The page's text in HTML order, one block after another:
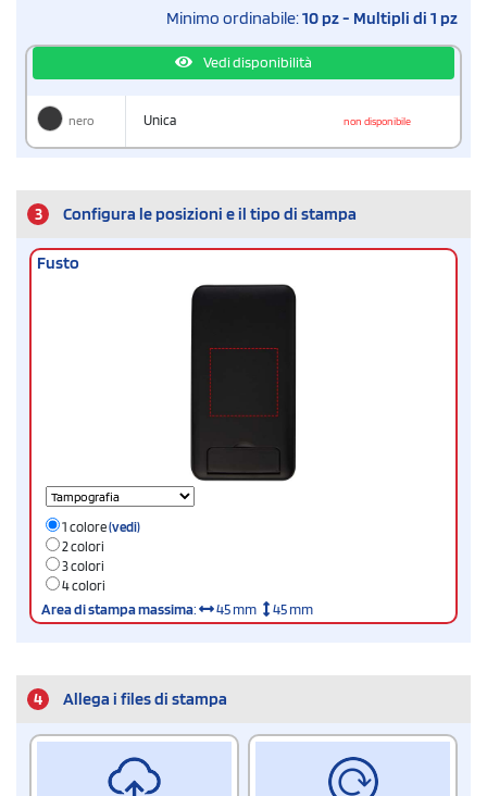
Minimo ordinabile:10 pz - Multipli di 1 pz
Vedi disponibilità
nero Unica non disponibile
3 Configura le posizioni e il tipo di stampa
Fusto
1 colore(vedi)
2 colori
3 colori
4 colori
Area di stampa massima: 45 mm 45 mm
4 Allega i files di stampa